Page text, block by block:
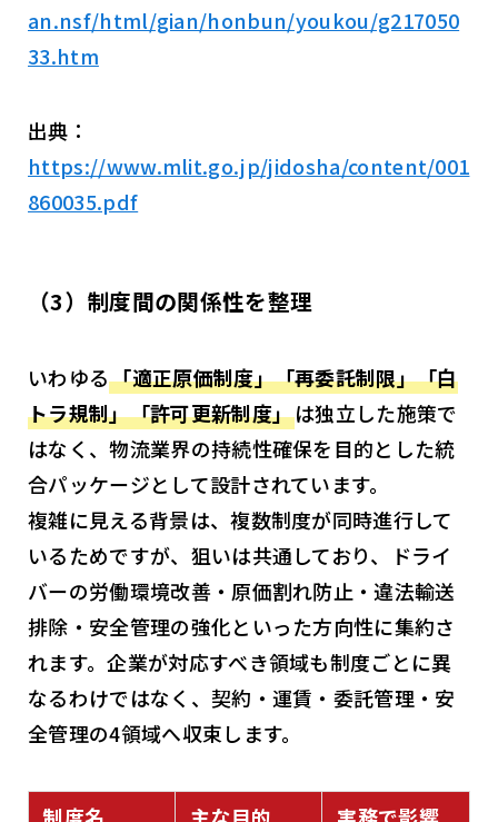
an.nsf/html/gian/honbun/youkou/g217050
33.htm
出典：
https://www.mlit.go.jp/jidosha/content/001
860035.pdf
（3）制度間の関係性を整理
いわゆる「適正原価制度」「再委託制限」「白
トラ規制」「許可更新制度」は独立した施策で
はなく、物流業界の持続性確保を目的とした統
合パッケージとして設計されています。
複雑に見える背景は、複数制度が同時進行して
いるためですが、狙いは共通しており、ドライ
バーの労働環境改善・原価割れ防止・違法輸送
排除・安全管理の強化といった方向性に集約さ
れます。企業が対応すべき領域も制度ごとに異
なるわけではなく、契約・運賃・委託管理・安
全管理の4領域へ収束します。
制度名 主な目的 実務で影響